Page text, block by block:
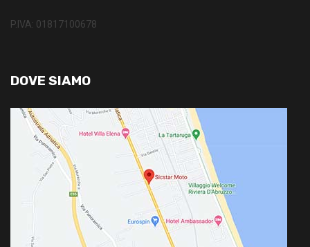
P.IVA: 01817100678
DOVE SIAMO